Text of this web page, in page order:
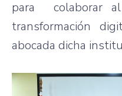
para colaborar
transformación
abocada dicha